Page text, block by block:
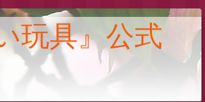
玩具』公式